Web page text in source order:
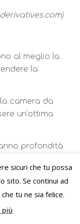
al meglio la
la
camera da
un’ottima
profondità
la luce sono
sicuri che tu possa
sito. Se continui ad
tu ne sia felice.
più